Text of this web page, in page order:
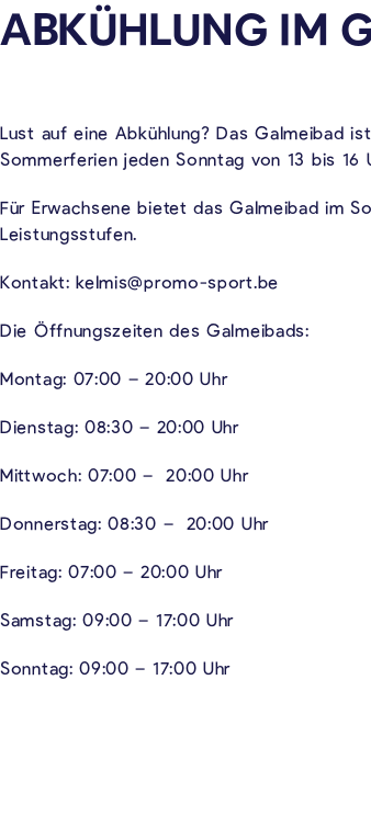
ABKÜHLUNG IM
Lust auf eine Abkühlung? Das Galmeibad
Sommerferien jeden Sonntag von 13 bis 16
Für Erwachsene bietet das Galmeibad im
Leistungsstufen.
Kontakt: kelmis@promo-sport.be
Die Öffnungszeiten des Galmeibads:
Montag: 07:00 – 20:00 Uhr
Dienstag: 08:30 – 20:00 Uhr
Mittwoch: 07:00 – 20:00 Uhr
Donnerstag: 08:30 – 20:00 Uhr
Freitag: 07:00 – 20:00 Uhr
Samstag: 09:00 – 17:00 Uhr
Sonntag: 09:00 – 17:00 Uhr